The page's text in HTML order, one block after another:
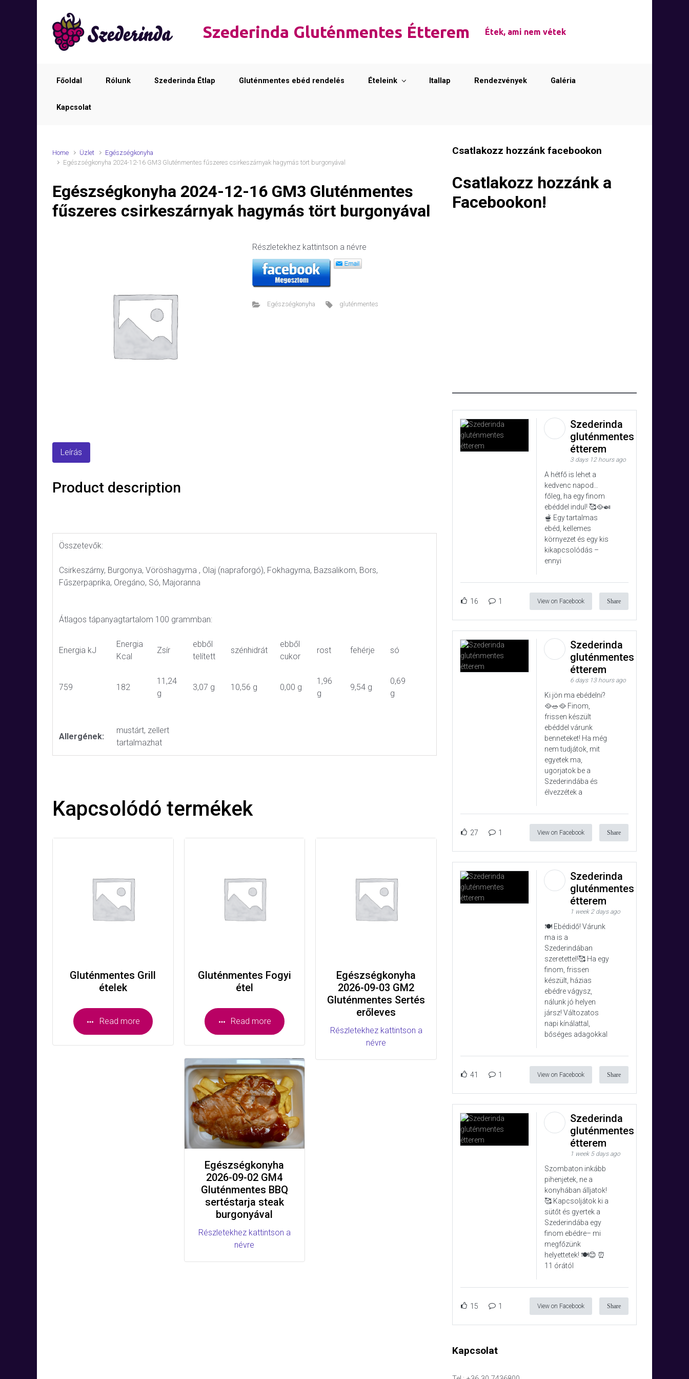
Szederinda Gluténmentes Étterem Étek, ami nem vétek
Főoldal Rólunk Szederinda Étlap Gluténmentes ebéd rendelés Ételeink Itallap Rendezvények Galéria
Kapcsolat
Home Üzlet
Egészségkonyha
Egészségkonyha 2024-12-16 GM3 Gluténmentes fűszeres csirkeszárnyak hagymás tört burgonyával
Egészségkonyha 2024-12-16 GM3 Gluténmentes
fűszeres csirkeszárnyak hagymás tört burgonyával
Részletekhez kattintson a névre
Egészségkonyha gluténmentes
Leírás
Product description
Összetevők:
Csirkeszárny, Burgonya, Vöröshagyma , Olaj (napraforgó), Fokhagyma, Bazsalikom, Bors,
Fűszerpaprika, Oregáno, Só, Majoranna
Átlagos tápanyagtartalom 100 grammban:
Energia kJ
Energia
Kcal
Zsír
ebből
telített
szénhidrát
ebből
cukor
rost fehérje só
759 182
11,24
g
3,07 g 10,56 g 0,00 g
1,96
g
9,54 g
0,69
g
Allergének:
mustárt, zellert
tartalmazhat
Kapcsolódó termékek
Gluténmentes Grill
ételek
Read more
Gluténmentes Fogyi
étel
Read more
Egészségkonyha
2026-09-02 GM4
Gluténmentes BBQ
sertéstarja steak
burgonyával
Részletekhez kattintson a
névre
Egészségkonyha
2026-09-03 GM2
Gluténmentes Sertés
erőleves
Részletekhez kattintson a
névre
Csatlakozz hozzánk facebookon
Csatlakozz hozzánk a
Facebookon!
Szederinda
gluténmentes
étterem
3 days 12 hours ago
A hétfő is lehet a
kedvenc napod…
főleg, ha egy finom
ebéddel indul! 🥰🥘🍛
🫕 Egy tartalmas
ebéd, kellemes
környezet és egy kis
kikapcsolódás –
ennyi
16 1 View on Facebook Share
Szederinda
gluténmentes
étterem
6 days 13 hours ago
Ki jön ma ebédelni?
🥘🥗🥘 Finom,
frissen készült
ebéddel várunk
benneteket! Ha még
nem tudjátok, mit
egyetek ma,
ugorjatok be a
Szederindába és
élvezzétek a
27 1 View on Facebook Share
Szederinda
gluténmentes
étterem
1 week 2 days ago
🍽️ Ebédidő! Várunk
ma is a
Szederindában
szeretettel!🥰 Ha egy
finom, frissen
készült, házias
ebédre vágysz,
nálunk jó helyen
jársz! Változatos
napi kínálattal,
bőséges adagokkal
41 1 View on Facebook Share
Szederinda
gluténmentes
étterem
1 week 5 days ago
Szombaton inkább
pihenjetek, ne a
konyhában álljatok!
🥰 Kapcsoljátok ki a
sütőt és gyertek a
Szederindába egy
finom ebédre– mi
megfőzünk
helyettetek! 🍽️😊 ⏰
11 órától
15 1 View on Facebook Share
Kapcsolat